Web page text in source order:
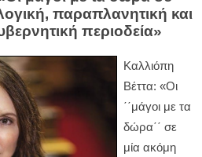
παραπλανητική και
περιοδεία»
Καλλιόπη
Βέττα: «Οι
΄΄μάγοι με τα
δώρα΄΄ σε
μία ακόμη